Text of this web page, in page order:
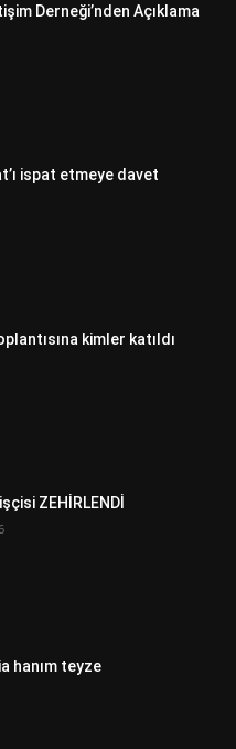
Derneği’nden Açıklama
ispat etmeye davet
kimler katıldı
ZEHİRLENDİ
hanım teyze